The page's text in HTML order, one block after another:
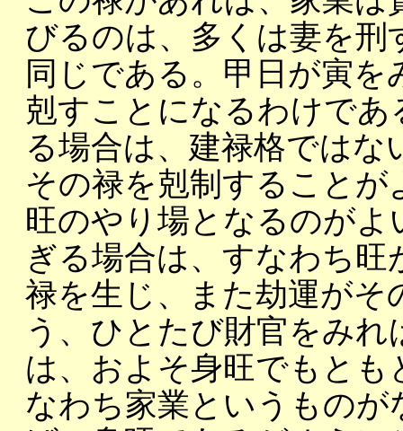
びるのは、多くは妻を
同じである。甲日が寅
剋すことになるわけで
る場合は、建禄格では
その禄を剋制すること
旺のやり場となるのが
ぎる場合は、すなわち
禄を生じ、また劫運が
う、ひとたび財官をみ
は、およそ身旺でもと
なわち家業というもの